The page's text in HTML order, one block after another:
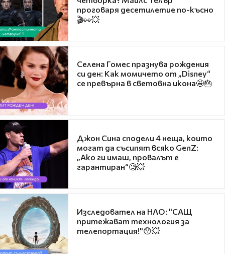
проговаря десетилетие по-късно
🎬👀💥
Селена Гомес празнува рождения
си ден: Как момичето от „Disney“
се превърна в световна икона🤩🎂
Джон Сина сподели 4 неща, които
могат да съсипят всяко GenZ:
„Ако ги имаш, провалът е
гарантиран“🧐💥
Изследовател на НЛО: "САЩ
притежават технология за
телепортация!"😯💥